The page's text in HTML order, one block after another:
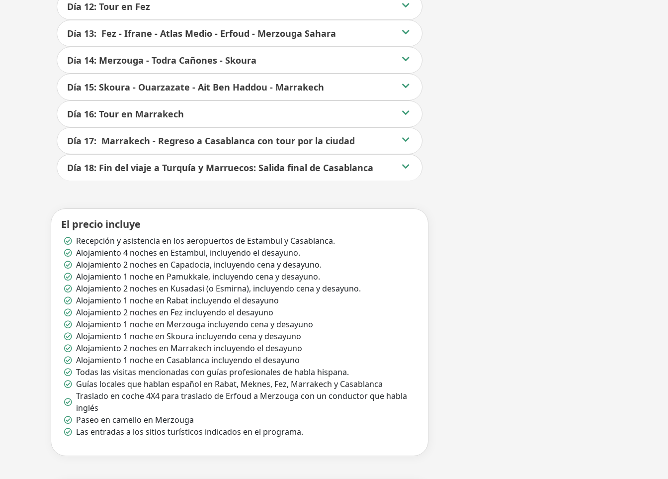
Día 12: Tour en Fez
Día 13: Fez - Ifrane - Atlas Medio - Erfoud - Merzouga Sahara
Día 14: Merzouga - Todra Cañones - Skoura
Día 15: Skoura - Ouarzazate - Ait Ben Haddou - Marrakech
Día 16: Tour en Marrakech
Día 17: Marrakech - Regreso a Casablanca con tour por la ciudad
Día 18: Fin del viaje a Turquía y Marruecos: Salida final de Casablanca
El precio incluye
Recepción y asistencia en los aeropuertos de Estambul y Casablanca.
Alojamiento 4 noches en Estambul, incluyendo el desayuno.
Alojamiento 2 noches en Capadocia, incluyendo cena y desayuno.
Alojamiento 1 noche en Pamukkale, incluyendo cena y desayuno.
Alojamiento 2 noches en Kusadasi (o Esmirna), incluyendo cena y desayuno.
Alojamiento 1 noche en Rabat incluyendo el desayuno
Alojamiento 2 noches en Fez incluyendo el desayuno
Alojamiento 1 noche en Merzouga incluyendo cena y desayuno
Alojamiento 1 noche en Skoura incluyendo cena y desayuno
Alojamiento 2 noches en Marrakech incluyendo el desayuno
Alojamiento 1 noche en Casablanca incluyendo el desayuno
Todas las visitas mencionadas con guías profesionales de habla hispana.
Guías locales que hablan español en Rabat, Meknes, Fez, Marrakech y Casablanca
Traslado en coche 4X4 para traslado de Erfoud a Merzouga con un conductor que habla
inglés
Paseo en camello en Merzouga
Las entradas a los sitios turísticos indicados en el programa.